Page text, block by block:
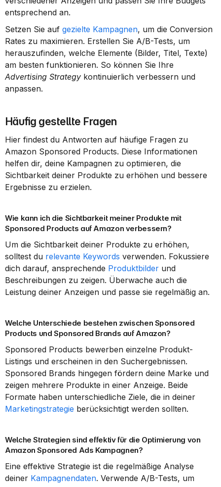
entsprechend an.
Setzen Sie auf gezielte Kampagnen, um die Conversion
Rates zu maximieren. Erstellen Sie A/B-Tests, um
herauszufinden, welche Elemente (Bilder, Titel, Texte)
Advertising Strategy kontinuierlich verbessern und
anpassen.
Häufig gestellte Fragen
Hier findest du Antworten auf häufige Fragen zu
Amazon Sponsored Products. Diese Informationen
helfen dir, deine Kampagnen zu optimieren, die
Sichtbarkeit deiner Produkte zu erhöhen und bessere
Ergebnisse zu erzielen.
Wie kann ich die Sichtbarkeit meiner Produkte mit
Sponsored Products auf Amazon verbessern?
Um die Sichtbarkeit deiner Produkte zu erhöhen,
solltest du relevante Keywords verwenden. Fokussiere
dich darauf, ansprechende Produktbilder und
Beschreibungen zu zeigen. Überwache auch die
Leistung deiner Anzeigen und passe sie regelmäßig an.
Welche Unterschiede bestehen zwischen Sponsored
Products und Sponsored Brands auf Amazon?
Sponsored Products bewerben einzelne Produkt-
Listings und erscheinen in den Suchergebnissen.
Sponsored Brands hingegen fördern deine Marke und
zeigen mehrere Produkte in einer Anzeige. Beide
Marketingstrategie berücksichtigt werden sollten.
Welche Strategien sind effektiv für die Optimierung von
Amazon Sponsored Ads Kampagnen?
Eine effektive Strategie ist die regelmäßige Analyse
deiner Kampagnendaten. Verwende A/B-Tests, um